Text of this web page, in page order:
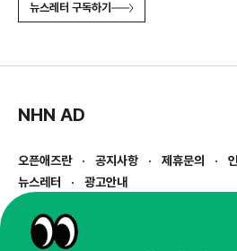
뉴스레터 구독하기
NHN AD
오픈애즈란 공지사항 제휴문의
뉴스레터
광고안내
경기도 성남시 분당구 대왕판교로645번길 16
사업자등록번호 : 144-81-27690(